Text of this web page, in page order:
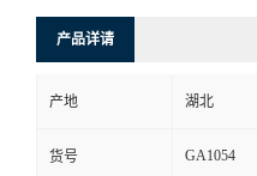
产品详请
产地 湖北
货号 GA1054